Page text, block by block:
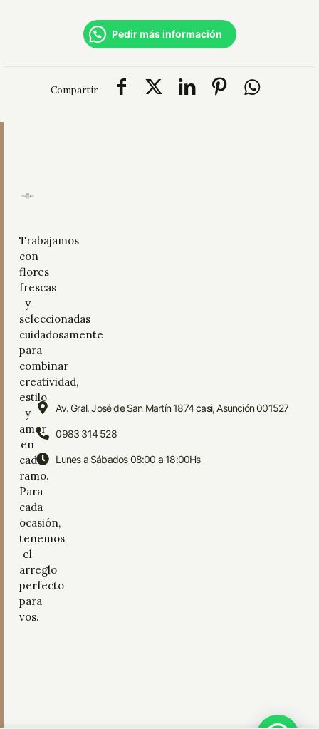
Pedir más información
Compartir
Trabajamos
con
flores
frescas
y
seleccionadas
cuidadosamente
para
combinar
creatividad,
estilo
y
amor
en
cada
ramo.
Para
cada
ocasión,
tenemos
el
arreglo
perfecto
para
vos.
Av. Gral. José de San Martín 1874 casi, Asunción 001527
0983 314 528
Lunes a Sábados 08:00 a 18:00Hs